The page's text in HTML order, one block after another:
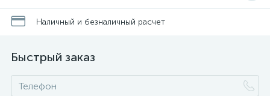
Наличный и безналичный расчет
Быстрый заказ